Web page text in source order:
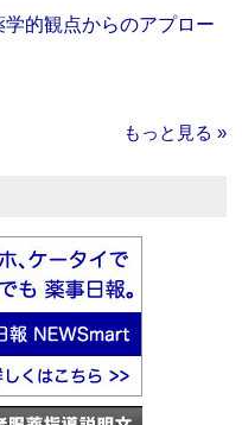
的観点からのアプロー
もっと見る »